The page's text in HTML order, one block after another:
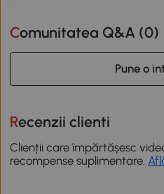
Comunitatea Q&A (0)
Pune o
Recenzii clienti
Clienții care împărtășesc
recompense suplimentare.